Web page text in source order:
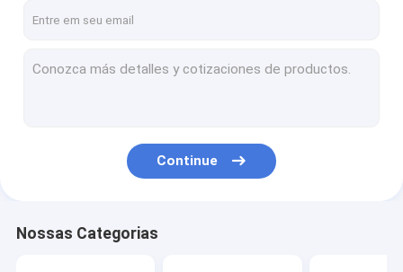
Continue
Nossas Categorias